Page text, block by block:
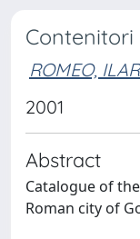
ROMEO,
2001
Abstract
Catalogue of
Roman city of